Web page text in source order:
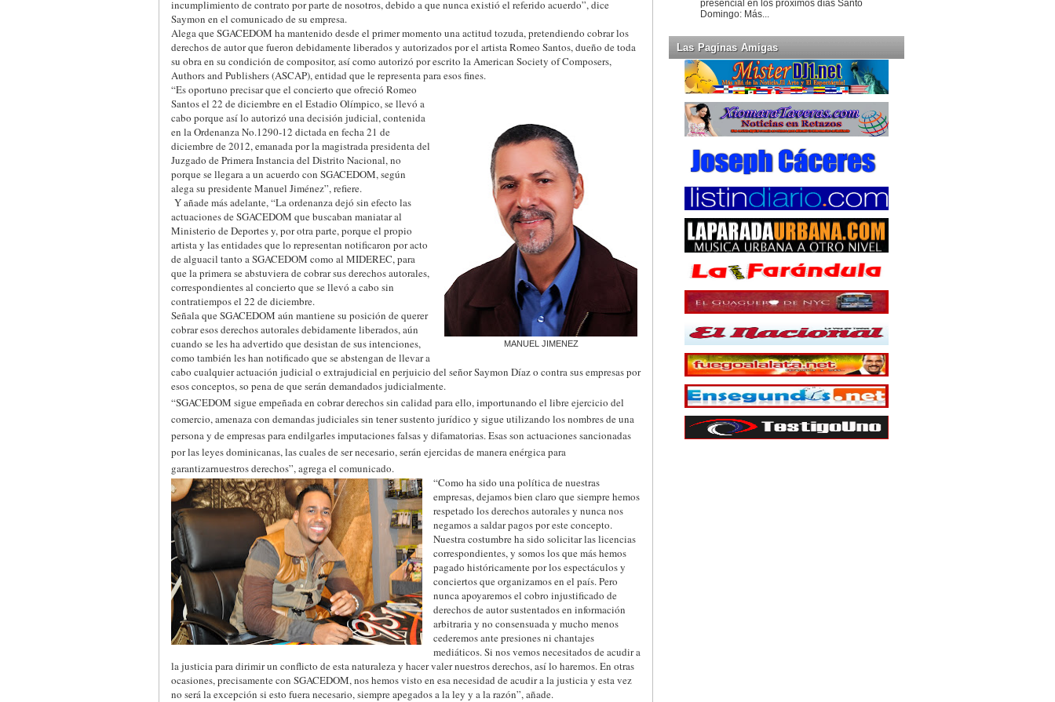
incumplimiento de contrato por parte de nosotros, debido a que nunca existió el referido acuerdo”, dice
Saymon en el comunicado de su empresa.
Alega que SGACEDOM ha mantenido desde el primer momento una actitud tozuda, pretendiendo cobrar los
derechos de autor que fueron debidamente liberados y autorizados por el artista Romeo Santos, dueño de toda
su obra en su condición de compositor, así como autorizó por escrito la American Society of Composers,
Authors and Publishers (ASCAP), entidad que le representa para esos fines.
MANUEL JIMENEZ
“Es oportuno precisar que el concierto que ofreció Romeo
Santos el 22 de diciembre en el Estadio Olímpico, se llevó a
cabo porque así lo autorizó una decisión judicial, contenida
en la Ordenanza No.1290-12 dictada en fecha 21 de
diciembre de 2012, emanada por la magistrada presidenta del
Juzgado de Primera Instancia del Distrito Nacional, no
porque se llegara a un acuerdo con SGACEDOM, según
alega su presidente Manuel Jiménez”, refiere.
Y añade más adelante, “La ordenanza dejó sin efecto las
actuaciones de SGACEDOM que buscaban maniatar al
Ministerio de Deportes y, por otra parte, porque el propio
artista y las entidades que lo representan notificaron por acto
de alguacil tanto a SGACEDOM como al MIDEREC, para
que la primera se abstuviera de cobrar sus derechos autorales,
correspondientes al concierto que se llevó a cabo sin
contratiempos el 22 de diciembre.
Señala que SGACEDOM aún mantiene su posición de querer
cobrar esos derechos autorales debidamente liberados, aún
cuando se les ha advertido que desistan de sus intenciones,
como también les han notificado que se abstengan de llevar a
cabo cualquier actuación judicial o extrajudicial en perjuicio del señor Saymon Díaz o contra sus empresas por
esos conceptos, so pena de que serán demandados judicialmente.
“SGACEDOM sigue empeñada en cobrar derechos sin calidad para ello, importunando el libre ejercicio del
comercio, amenaza con demandas judiciales sin tener sustento jurídico y sigue utilizando los nombres de una
persona y de empresas para endilgarles imputaciones falsas y difamatorias. Esas son actuaciones sancionadas
por las leyes dominicanas, las cuales de ser necesario, serán ejercidas de manera enérgica para
garantizarnuestros derechos”, agrega el comunicado.
“Como ha sido una política de nuestras
empresas, dejamos bien claro que siempre hemos
respetado los derechos autorales y nunca nos
negamos a saldar pagos por este concepto.
Nuestra costumbre ha sido solicitar las licencias
correspondientes, y somos los que más hemos
pagado históricamente por los espectáculos y
conciertos que organizamos en el país. Pero
nunca apoyaremos el cobro injustificado de
derechos de autor sustentados en información
arbitraria y no consensuada y mucho menos
cederemos ante presiones ni chantajes
mediáticos. Si nos vemos necesitados de acudir a
la justicia para dirimir un conflicto de esta naturaleza y hacer valer nuestros derechos, así lo haremos. En otras
ocasiones, precisamente con SGACEDOM, nos hemos visto en esa necesidad de acudir a la justicia y esta vez
no será la excepción si esto fuera necesario, siempre apegados a la ley y a la razón”, añade.
presencial en los próximos días Santo
Domingo: Más...
Las Paginas Amigas